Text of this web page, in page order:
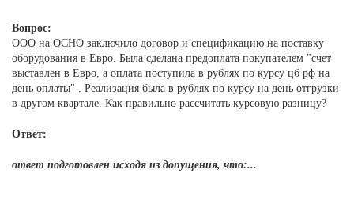
Вопрос:
ООО на ОСНО заключило договор и спецификацию на поставку
оборудования в Евро. Была сделана предоплата покупателем "счет
выставлен в Евро, а оплата поступила в рублях по курсу цб рф на
день оплаты" . Реализация была в рублях по курсу на день отгрузки
в другом квартале. Как правильно рассчитать курсовую разницу?
Ответ:
ответ подготовлен исходя из допущения, что:...